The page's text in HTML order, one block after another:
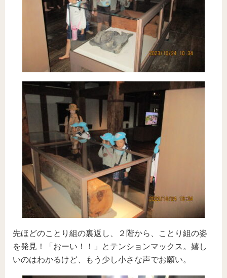
先ほどのことり組の裏返し、２階から、ことり組の姿
を発見！「おーい！！」とテンションマックス。嬉し
いのはわかるけど、もう少し小さな声でお願い。